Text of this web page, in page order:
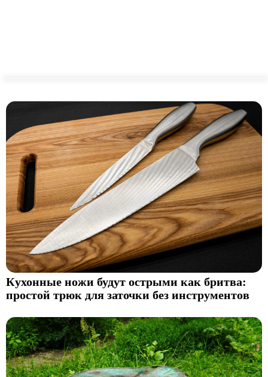
Кухонные ножи будут острыми как бритва:
простой трюк для заточки без инструментов